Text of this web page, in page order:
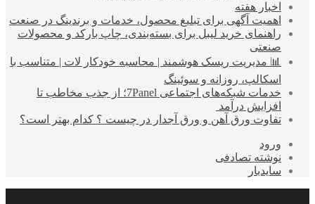
اخبار هفته
اهمیت آگهی برای تبلیغ محصول، خدمات و برندینگ در صنعت
راهنمای خرید لیبل برای بسته‌بندی، چاپ بارکد و محصولات
صنعتی
📊 مدیریت ریسک هوشمند | محاسبه خودکار لات | متناسب با
اسکالپ، روزانه و سوئینگ
خدمات شبکه‌های اجتماعی 7Panel؛ از جذب مخاطب تا
افزایش درآمد
تفاوت ورق آهن و ورق آجدار در چیست ؟ کدام بهتر است؟
ورود
نوشته تصادفی
سایدبار